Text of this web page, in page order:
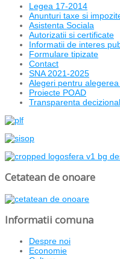
Legea 17-2014
Anunturi taxe si
Asistenta Sociala
Autorizatii si certificate
Informatii de interes
Formulare tipizate
Contact
SNA 2021-2025
Alegeri pentru
Proiecte POAD
Transparenta
Cetatean de onoare
Informatii comuna
Despre noi
Economie